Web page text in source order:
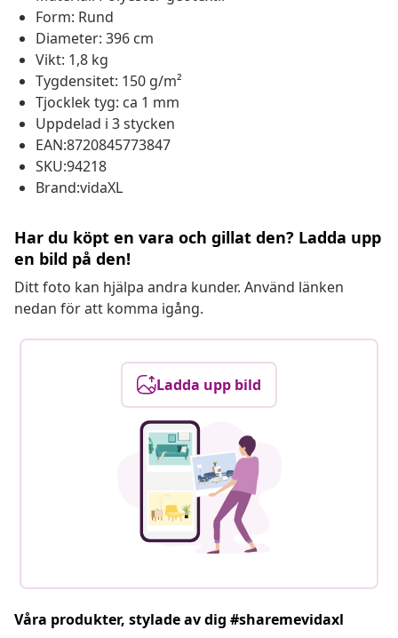
Form: Rund
Diameter: 396 cm
Vikt: 1,8 kg
Tygdensitet: 150 g/m²
Tjocklek tyg: ca 1 mm
Uppdelad i 3 stycken
EAN:8720845773847
SKU:94218
Brand:vidaXL
Har du köpt en vara och gillat den? Ladda upp
en bild på den!
Ditt foto kan hjälpa andra kunder. Använd länken
nedan för att komma igång.
Ladda upp bild
Våra produkter, stylade av dig #sharemevidaxl